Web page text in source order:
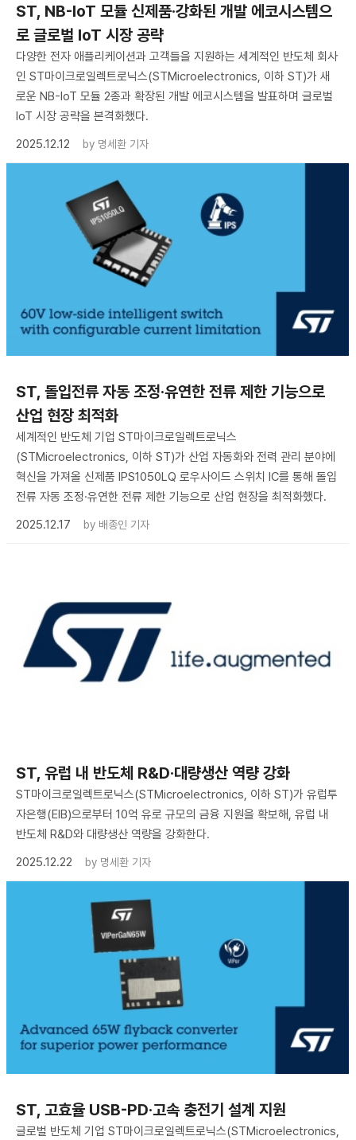
ST, NB-IoT 모듈 신제품·강화된 개발 에코시스템으
로 글로벌 IoT 시장 공략
다양한 전자 애플리케이션과 고객들을 지원하는 세계적인 반도체 회사
인 ST마이크로일렉트로닉스(STMicroelectronics, 이하 ST)가 새
로운 NB-IoT 모듈 2종과 확장된 개발 에코시스템을 발표하며 글로벌
IoT 시장 공략을 본격화했다.
2025.12.12
by 명세환 기자
ST, 돌입전류 자동 조정·유연한 전류 제한 기능으로
산업 현장 최적화
세계적인 반도체 기업 ST마이크로일렉트로닉스
(STMicroelectronics, 이하 ST)가 산업 자동화와 전력 관리 분야에
혁신을 가져올 신제품 IPS1050LQ 로우사이드 스위치 IC를 통해 돌입
전류 자동 조정·유연한 전류 제한 기능으로 산업 현장을 최적화했다.
2025.12.17
by 배종인 기자
ST, 유럽 내 반도체 R&D·대량생산 역량 강화
ST마이크로일렉트로닉스(STMicroelectronics, 이하 ST)가 유럽투
자은행(EIB)으로부터 10억 유로 규모의 금융 지원을 확보해, 유럽 내
반도체 R&D와 대량생산 역량을 강화한다.
2025.12.22
by 명세환 기자
ST, 고효율 USB-PD·고속 충전기 설계 지원
글로벌 반도체 기업 ST마이크로일렉트로닉스(STMicroelectronics,